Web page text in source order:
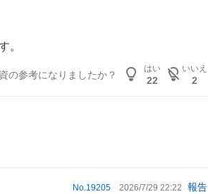
。
の参考になりましたか？
はい
22
いいえ
2
No. 19205 2026/7/29 22:22 報告